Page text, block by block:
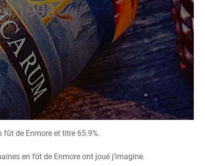
1998
de Enmore et titre 65.9%.
en fût de Enmore ont joué j’imagine.